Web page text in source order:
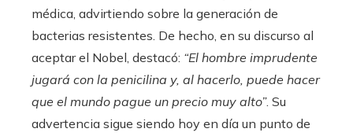
médica, advirtiendo sobre la generación de
bacterias resistentes. De hecho, en su discurso al
aceptar el Nobel, destacó: “El hombre imprudente
jugará con la penicilina y, al hacerlo, puede hacer
que el mundo pague un precio muy alto”. Su
advertencia sigue siendo hoy en día un punto de